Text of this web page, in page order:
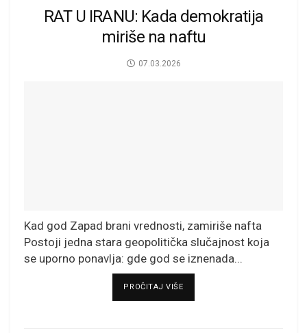
RAT U IRANU: Kada demokratija
miriše na naftu
07.03.2026
Kad god Zapad brani vrednosti, zamiriše nafta
Postoji jedna stara geopolitička slučajnost koja
se uporno ponavlja: gde god se iznenada...
PROČITAJ VIŠEDETAILS